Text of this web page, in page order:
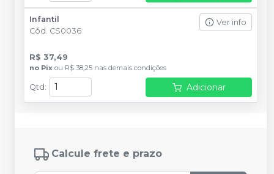
Infantil
Cód. CS0036
Ver info
R$ 37,49
no Pix ou R$ 38,25 nas demais condições
Qtd : Adicionar
Calcule frete e prazo